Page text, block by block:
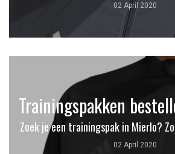
02 April 2020
Trainingspakken
Zoek je een trainingspak in Mierlo?
02 April 2020